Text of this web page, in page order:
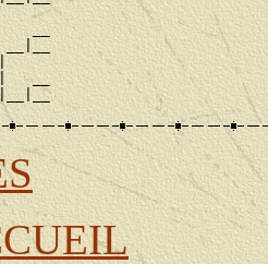
__
__|__
__